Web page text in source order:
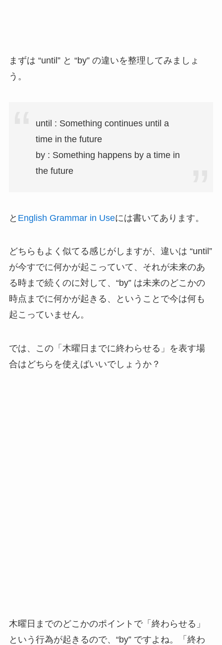
まずは “until” と “by” の違いを整理してみましょ
う。
until : Something continues until a
time in the future
by : Something happens by a time in
the future
と English Grammar in Useには書いてあります。
どちらもよく似てる感じがしますが、違いは “until”
が今すでに何かが起こっていて、それが未来のあ
る時まで続くのに対して、“by” は未来のどこかの
時点までに何かが起きる、ということで今は何も
起こっていません。
では、この「木曜日までに終わらせる」を表す場
合はどちらを使えばいいでしょうか？
木曜日までのどこかのポイントで「終わらせる」
という行為が起きるので、“by” ですよね。「終わ